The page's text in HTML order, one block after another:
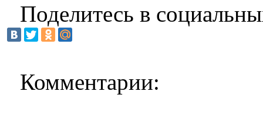
Поделитесь в
Комментарии: